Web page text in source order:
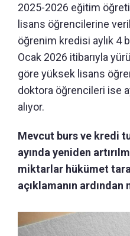
2025-2026 eğitim
lisans öğrencilerine
öğrenim kredisi aylık 4
Ocak 2026 itibarıyla
göre yüksek lisans
doktora öğrencileri ise
alıyor.
Mevcut burs ve kredi
ayında yeniden
miktarlar hükümet
açıklamanın ardından